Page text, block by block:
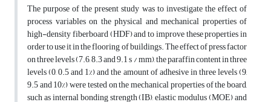
The purpose of the present study was to investigate the effect of
process variables on the physical and mechanical properties of
high-density fiberboard (HDF) and to improve these properties in
order to use it in the flooring of buildings. The effect of press factor
on three levels (7.6, 8.3 and 9.1 s / mm), the paraffin content in three
levels (0, 0.5 and 1%) and the amount of adhesive in three levels (9,
9.5 and 10%) were tested on the mechanical properties of the board,
such as internal bonding strength (IB), elastic modulus (MOE) and